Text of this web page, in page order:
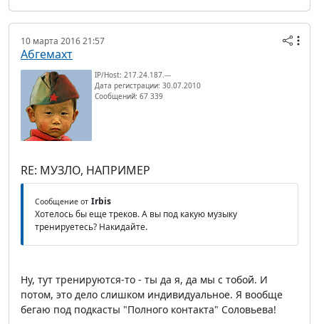
10 марта 2016 21:57
Абгемахт
IP/Host: 217.24.187.---
Дата регистрации: 30.07.2010
Сообщений: 67 339
RE: МУЗЛО, НАПРИМЕР
Сообщение от Irbis
Хотелось бы еще треков. А вы под какую музыку
тренируетесь? Накидайте.
Ну, тут тренируются-то - ты да я, да мы с тобой. И
потом, это дело слишком индивидуальное. Я вообще
бегаю под подкасты "Полного контакта" Соловьева!